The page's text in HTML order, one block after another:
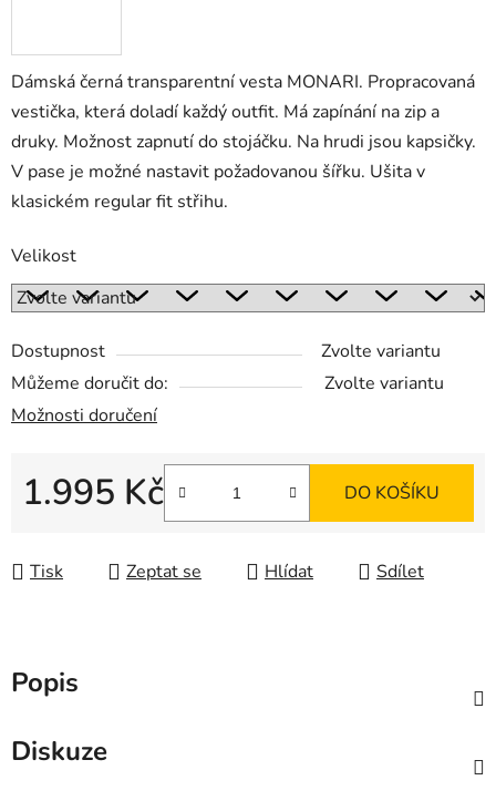
Dámská černá transparentní vesta MONARI. Propracovaná
vestička, která doladí každý outfit. Má zapínání na zip a
druky. Možnost zapnutí do stojáčku. Na hrudi jsou kapsičky.
V pase je možné nastavit požadovanou šířku. Ušita v
klasickém regular fit střihu.
Velikost
Dostupnost
Zvolte variantu
Můžeme doručit do:
Zvolte variantu
Možnosti doručení
1.995 Kč DO KOŠÍKU
Tisk Zeptat se Hlídat Sdílet
Popis
Diskuze